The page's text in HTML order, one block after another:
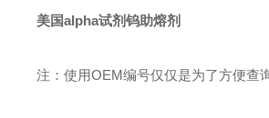
美国alpha试剂钨助熔剂
注：使用OEM编号仅仅是为了方便查